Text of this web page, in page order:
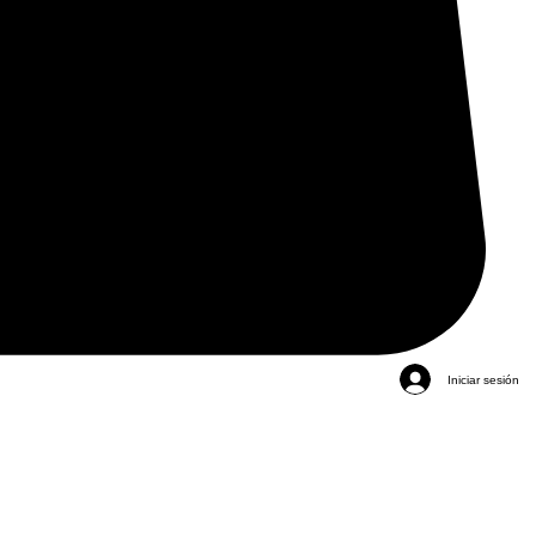
Iniciar sesión